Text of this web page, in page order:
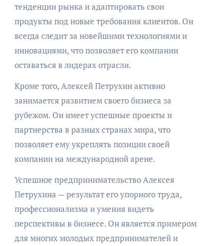
тенденции рынка и адаптировать свои
продукты под новые требования клиентов. Он
всегда следит за новейшими технологиями и
инновациями, что позволяет его компании
оставаться в лидерах отрасли.
Кроме того, Алексей Петрухин активно
занимается развитием своего бизнеса за
рубежом. Он имеет успешные проекты и
партнерства в разных странах мира, что
позволяет ему укреплять позиции своей
компании на международной арене.
Успешное предпринимательство Алексея
Петрухина — результат его упорного труда,
профессионализма и умения видеть
перспективы в бизнесе. Он является примером
для многих молодых предпринимателей и